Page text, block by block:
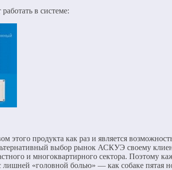
в системе:
этого продукта как раз и является
выбор рынок АСКУЭ своему
и многоквартирного сектора. Поэтому
лишней «головной болью» — как собаке